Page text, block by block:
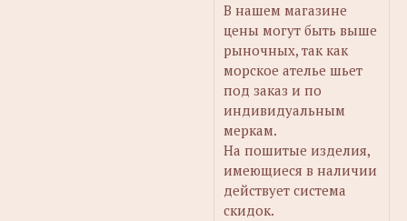
В нашем магазине
цены могут быть выше
рыночных, так как
морское ателье шьет
под заказ и по
индивидуальным
меркам.
На пошитые изделия,
имеющиеся в наличии
действует система
скидок.